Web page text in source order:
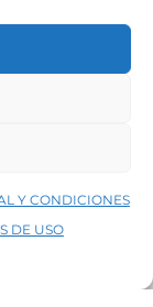
Y CONDICIONES
DE USO
PRIMERACOMPRA
venta
web